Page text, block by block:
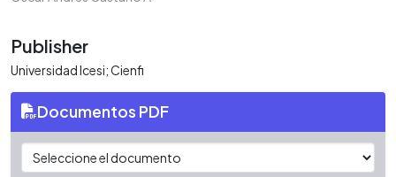
Publisher
Universidad Icesi; Cienfi
Documentos PDF